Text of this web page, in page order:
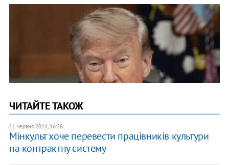
ЧИТАЙТЕ ТАКОЖ
11 червня 2014, 16:28
Мінкульт хоче перевести працівників культури
на контрактну систему